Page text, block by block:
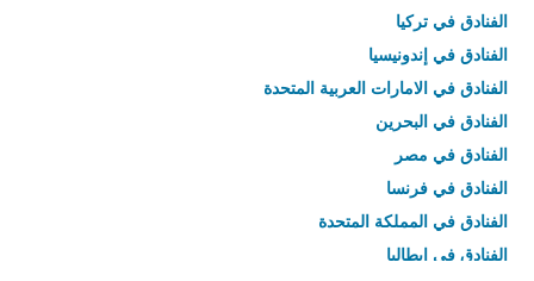
الفنادق في تركيا
الفنادق في إندونيسيا
الفنادق في الامارات العربية المتحدة
الفنادق في البحرين
الفنادق في مصر
الفنادق في فرنسا
الفنادق في المملكة المتحدة
الفنادق في إيطاليا